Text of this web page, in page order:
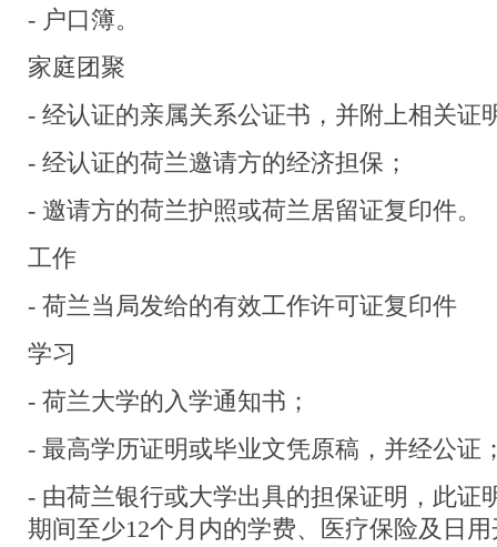
- 户口簿。
家庭团聚
- 经认证的亲属关系公证书，并附上相关证
- 经认证的荷兰邀请方的经济担保；
- 邀请方的荷兰护照或荷兰居留证复印件。
工作
- 荷兰当局发给的有效工作许可证复印件
学习
- 荷兰大学的入学通知书；
- 最高学历证明或毕业文凭原稿，并经公证
- 由荷兰银行或大学出具的担保证明，此证
期间至少12个月内的学费、医疗保险及日